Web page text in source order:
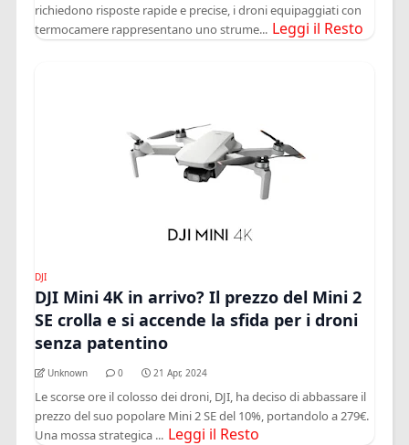
richiedono risposte rapide e precise, i droni equipaggiati con
termocamere rappresentano uno strume... Leggi il Resto
DJI
DJI Mini 4K in arrivo? Il prezzo del Mini 2
SE crolla e si accende la sfida per i droni
senza patentino
Unknown 0 21 Apr, 2024
Le scorse ore il colosso dei droni, DJI, ha deciso di abbassare il
prezzo del suo popolare Mini 2 SE del 10%, portandolo a 279€.
Una mossa strategica ... Leggi il Resto